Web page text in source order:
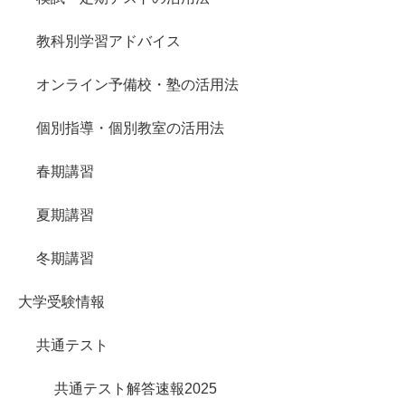
教科別学習アドバイス
オンライン予備校・塾の活用法
個別指導・個別教室の活用法
春期講習
夏期講習
冬期講習
大学受験情報
共通テスト
共通テスト解答速報2025